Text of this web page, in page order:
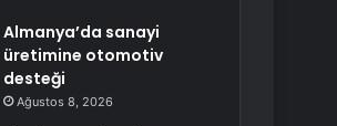
Almanya’da sanayi
üretimine otomotiv
desteği
Ağustos 8, 2026